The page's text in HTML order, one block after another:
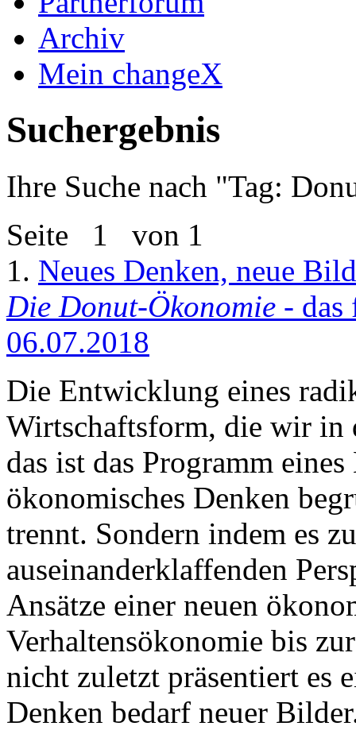
Archiv
Mein changeX
Suchergebnis
Ihre Suche nach "Tag:
Seite 1 von 1
1. Neues Denken, neue
Die Donut-Ökonomie - das
06.07.2018
Die Entwicklung eines
Wirtschaftsform, die wir in
das ist das Programm
ökonomisches Denken
trennt. Sondern indem es
auseinanderklaffenden
Ansätze einer neuen
Verhaltensökonomie bis
nicht zuletzt präsentiert es
Denken bedarf neuer